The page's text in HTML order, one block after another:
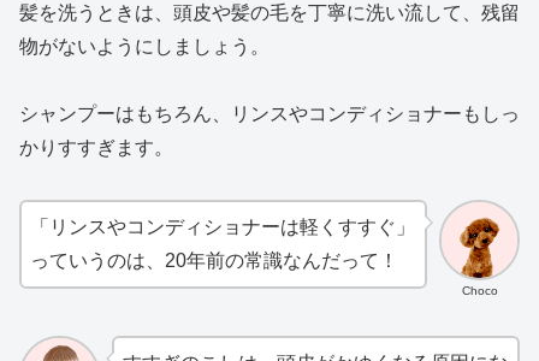
髪を洗うときは、頭皮や髪の毛を丁寧に洗い流して、残留
物がないようにしましょう。
シャンプーはもちろん、リンスやコンディショナーもしっ
かりすすぎます。
Choco
「リンスやコンディショナーは軽くすすぐ」
っていうのは、20年前の常識なんだって！